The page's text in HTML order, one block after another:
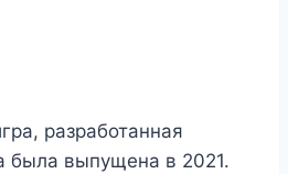
разработанная
была выпущена в 2021.